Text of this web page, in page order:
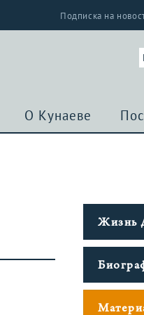
Подписка на
О Кунаеве
Жизнь